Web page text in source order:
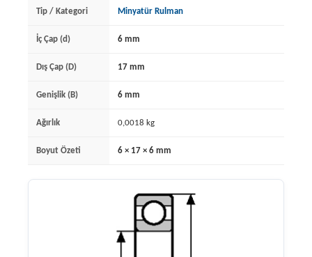
Tip / Kategori Minyatür Rulman
İç Çap (d) 6 mm
Dış Çap (D) 17 mm
Genişlik (B) 6 mm
Ağırlık 0,0018 kg
Boyut Özeti 6 × 17 × 6 mm